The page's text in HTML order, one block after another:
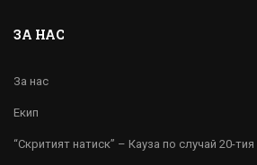
ЗА НАС
За нас
Екип
“Скритият натиск” – Кауза по случай 20-